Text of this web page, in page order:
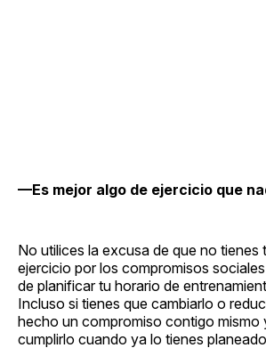
—Es mejor algo de ejercicio que
No utilices la excusa de que no tienes
ejercicio por los compromisos
de planificar tu horario de
Incluso si tienes que cambiarlo o
hecho un compromiso contigo mismo
cumplirlo cuando ya lo tienes